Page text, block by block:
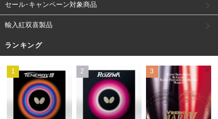
セール･キャンペーン対象商品
輸入紅双喜製品
ランキング
1 2 3